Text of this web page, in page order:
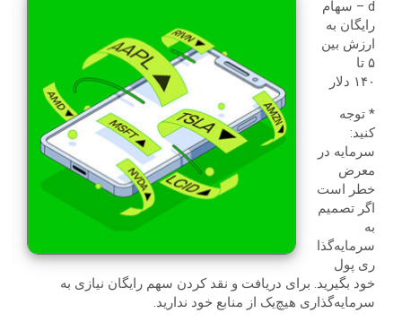
d – سهام
رایگان به
ارزش بین
۵ تا
۱۴۰ دلار
* توجه
کنید:
سرمایه در
معرض
خطر است
اگر تصمیم
به
سرمایه‌گذا
ری پول
خود بگیرید. برای دریافت و نقد کردن سهم رایگان نیازی به
سرمایه‌گذاری هیچ‌یک از منابع خود ندارید.